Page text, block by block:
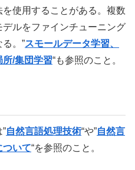
使用することがある。複数
ルをファインチューニング
。”スモールデータ学習、
/集団学習“も参照のこと。
自然言語処理技術“や”自然言
ついて“を参照のこと。